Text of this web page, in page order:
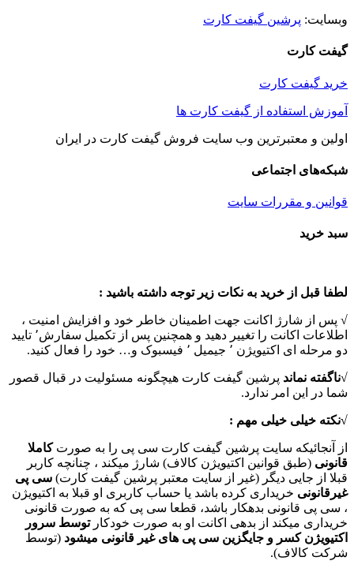
وبسایت: پرشین گیفت کارت
گیفت کارت
خرید گیفت کارت
آموزش استفاده از گیفت کارت ها
اولین و معتبرترین وب سایت فروش گیفت کارت در ایران
شبکه‌های اجتماعی
قوانین و مقررات سایت
Toggle
سبد خرید
لطفا قبل از خرید به نکات زیر توجه داشته باشید :
√ پس از شارژ اکانت جهت اطمینان خاطر خود و افزایش امنیت ،
اطلاعات اکانت را تغییر دهید و همچنین پس از تکمیل سفارش٬ تایید
دو مرحله ای اکتیویژن ٬ جیمیل ٬ فیسبوک و… خود را فعال کنید.
√ناگفته نماند پرشین گیفت کارت هیچگونه مسئولیت در قبال قصور
شما در این امر ندارد.
√نکته خیلی خیلی مهم :
از آنجائیکه سایت پرشین گیفت کارت سی پی را به صورتکاملا
قانونی (طبق قوانین اکتیویژن کالاف) شارژ میکند ، چنانچه کاربر
قبلا از جایی دیگر (غیر از سایت معتبر پرشین گیفت کارت) سی پی
غیرقانونی خریداری کرده باشد یا حساب کاربری او قبلا به اکتیویژن
، سی پی قانونی بدهکار باشد، قطعا سی پی که به صورت قانونی
خریداری میکند از بدهی اکانت او به صورت خودکارتوسط سرور
اکتیویژن کسر و جایگزین سی پی های غیر قانونی میشود (توسط
شرکت کالاف).